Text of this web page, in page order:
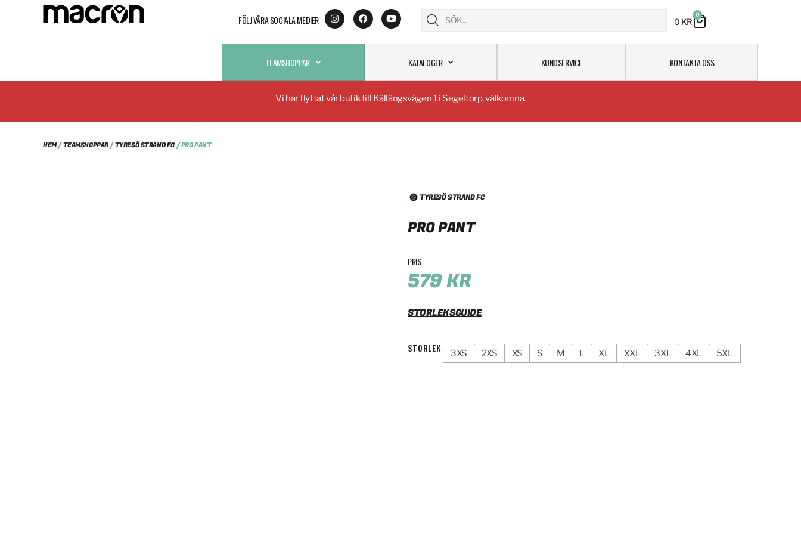
FÖLJ VÅRA SOCIALA MEDIER 0 KR
0
TEAMSHOPPAR KATALOGER KUNDSERVICE KONTAKTA OSS
Vi har flyttat vår butik till Källängsvägen 1 i Segeltorp, välkomna.
HEM/TEAMSHOPPAR/TYRESÖ STRAND FC/ PRO PANT
TYRESÖ STRAND FC
PRO PANT
579KR
STORLEKSGUIDE
STORLEK 3XS 2XS XS S M L XL XXL 3XL 4XL 5XL